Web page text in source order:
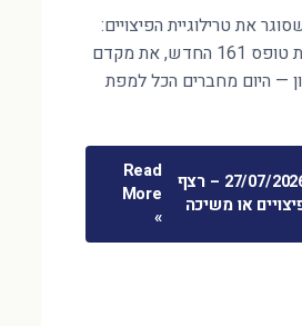
את טרילוגיית הפיצויים:
אחרי שלמדנו את טופס 161 החדש, את מקדם
ההיוון — היום מחברים הכל למפת
חזק בעו״ש 27/07/2026 – רצף
או משיכה
Read
More
»